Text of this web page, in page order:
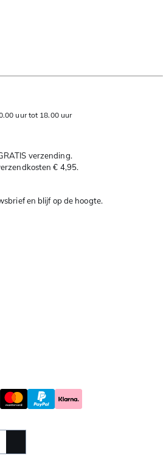
uur tot 18.00 uur
verzending.
€ 4,95.
en blijf op de hoogte.